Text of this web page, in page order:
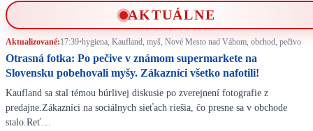
AKTUÁLNE
Aktualizované:17:39•hygiena, Kaufland, myš, Nové Mesto nad Váhom, obchod, pečivo
Otrasná fotka: Po pečive v známom supermarkete na
Slovensku pobehovali myšy. Zákazníci všetko nafotili!
Kaufland sa stal témou búrlivej diskusie po zverejnení fotografie z
predajne.Zákazníci na sociálnych sieťach riešia, čo presne sa v obchode
stalo.Reť…